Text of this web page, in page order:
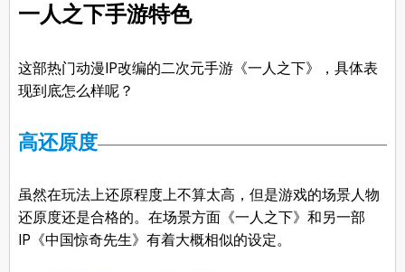
一人之下手游特色
这部热门动漫IP改编的二次元手游《一人之下》，具体表
现到底怎么样呢？
高还原度
虽然在玩法上还原程度上不算太高，但是游戏的场景人物
还原度还是合格的。在场景方面《一人之下》和另一部
IP《中国惊奇先生》有着大概相似的设定。